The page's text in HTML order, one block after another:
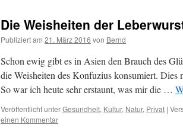
Die Weisheiten der
Publiziert am 21. März 2016 von Bernd
Schon ewig gibt es in Asien den Brauch des
die Weisheiten des Konfuzius konsumiert.
So war ich heute sehr erstaunt, was mir die …
Veröffentlicht unterGesundheit, Kultur, Natur, Privat |
einen Kommentar